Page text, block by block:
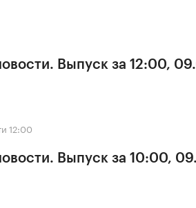
Выпуск за 12:00,
12:00
Выпуск за 10:00,